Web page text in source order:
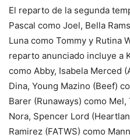
El reparto de la segunda
Pascal como Joel, Bella
Luna como Tommy y Rutina
reparto anunciado incluye a
como Abby, Isabela Merced
Dina, Young Mazino (Beef)
Barer (Runaways) como
Nora, Spencer Lord
Ramirez (FATWS) como